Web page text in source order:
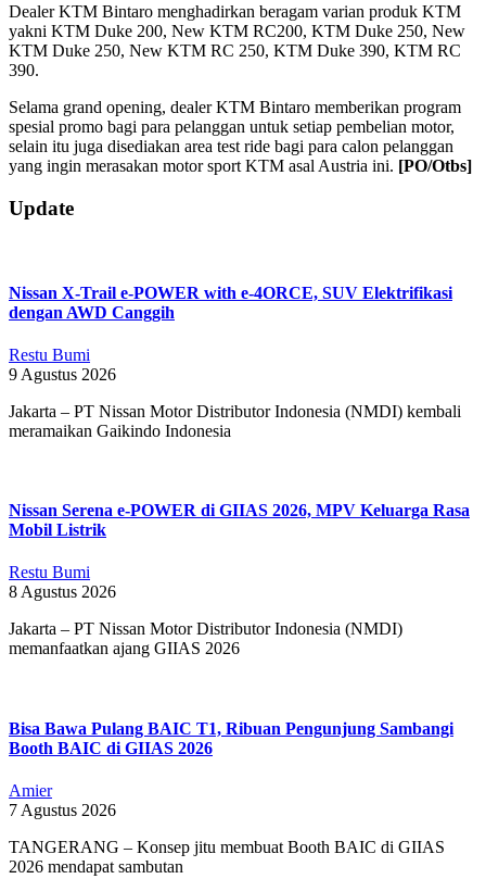
Dealer KTM Bintaro menghadirkan beragam varian produk KTM
yakni KTM Duke 200, New KTM RC200, KTM Duke 250, New
KTM Duke 250, New KTM RC 250, KTM Duke 390, KTM RC
390.
Selama grand opening, dealer KTM Bintaro memberikan program
spesial promo bagi para pelanggan untuk setiap pembelian motor,
selain itu juga disediakan area test ride bagi para calon pelanggan
yang ingin merasakan motor sport KTM asal Austria ini. [PO/Otbs]
2018-
10-
Update
Nissan X-Trail e-POWER with e-4ORCE, SUV Elektrifikasi
dengan AWD Canggih
Restu Bumi
9 Agustus 2026
Jakarta – PT Nissan Motor Distributor Indonesia (NMDI) kembali
meramaikan Gaikindo Indonesia
Nissan Serena e-POWER di GIIAS 2026, MPV Keluarga Rasa
Mobil Listrik
Restu Bumi
8 Agustus 2026
Jakarta – PT Nissan Motor Distributor Indonesia (NMDI)
memanfaatkan ajang GIIAS 2026
Bisa Bawa Pulang BAIC T1, Ribuan Pengunjung Sambangi
Booth BAIC di GIIAS 2026
Amier
7 Agustus 2026
TANGERANG – Konsep jitu membuat Booth BAIC di GIIAS
2026 mendapat sambutan